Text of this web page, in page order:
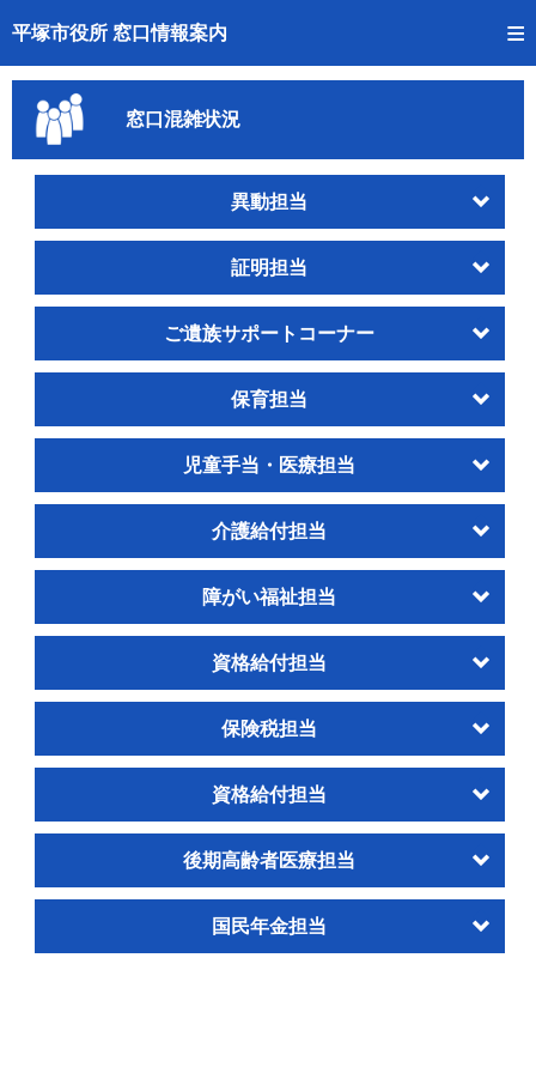
平塚市役所 窓口情報案内
トップページへ
ご利用方法
事前予約
窓口混雑状況
待ち状況確認
窓口混雑状況
異動担当
証明担当
ご遺族サポートコーナー
保育担当
児童手当・医療担当
介護給付担当
障がい福祉担当
資格給付担当
保険税担当
資格給付担当
後期高齢者医療担当
国民年金担当